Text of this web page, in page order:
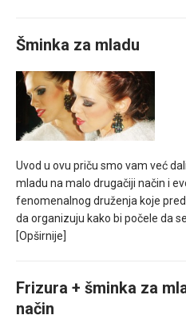
Šminka za mladu
Uvod u ovu priču smo vam već
mladu na malo drugačiji način i
fenomenalnog druženja koje
da organizuju kako bi počele da
[Opširnije]
Frizura + šminka za
način